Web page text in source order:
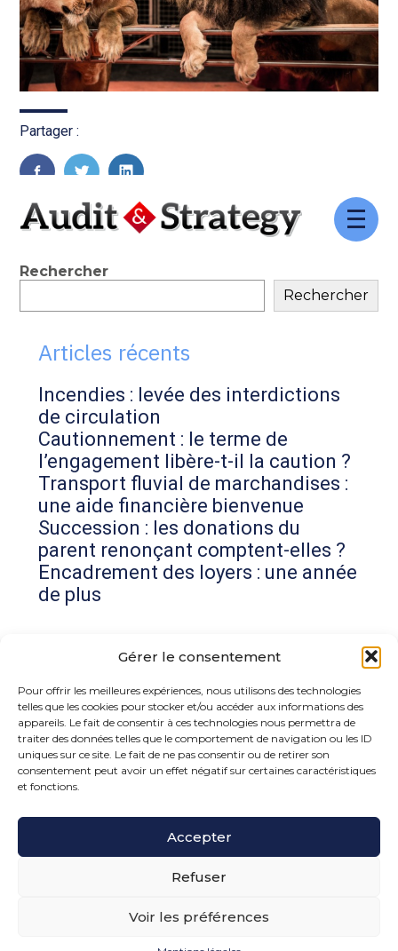
Gérer le consentement
Pour offrir les meilleures expériences, nous utilisons des technologies
telles que les cookies pour stocker et/ou accéder aux informations des
appareils. Le fait de consentir à ces technologies nous permettra de
traiter des données telles que le comportement de navigation ou les ID
uniques sur ce site. Le fait de ne pas consentir ou de retirer son
consentement peut avoir un effet négatif sur certaines caractéristiques
et fonctions.
Accepter
Refuser
Voir les préférences
Aller
Partager :
Blog
sidebar
Rechercher
Rechercher
Articles récents
Incendies : levée des interdictions
de circulation
Cautionnement : le terme de
l’engagement libère-t-il la caution ?
Transport fluvial de marchandises :
une aide financière bienvenue
Succession : les donations du
parent renonçant comptent-elles ?
Encadrement des loyers : une année
de plus
Commentaires récents
Aucun commentaire à afficher.
15 rue de la Bonne Rencontre – 77860 Quincy
Voisins
PLAN DU SITE